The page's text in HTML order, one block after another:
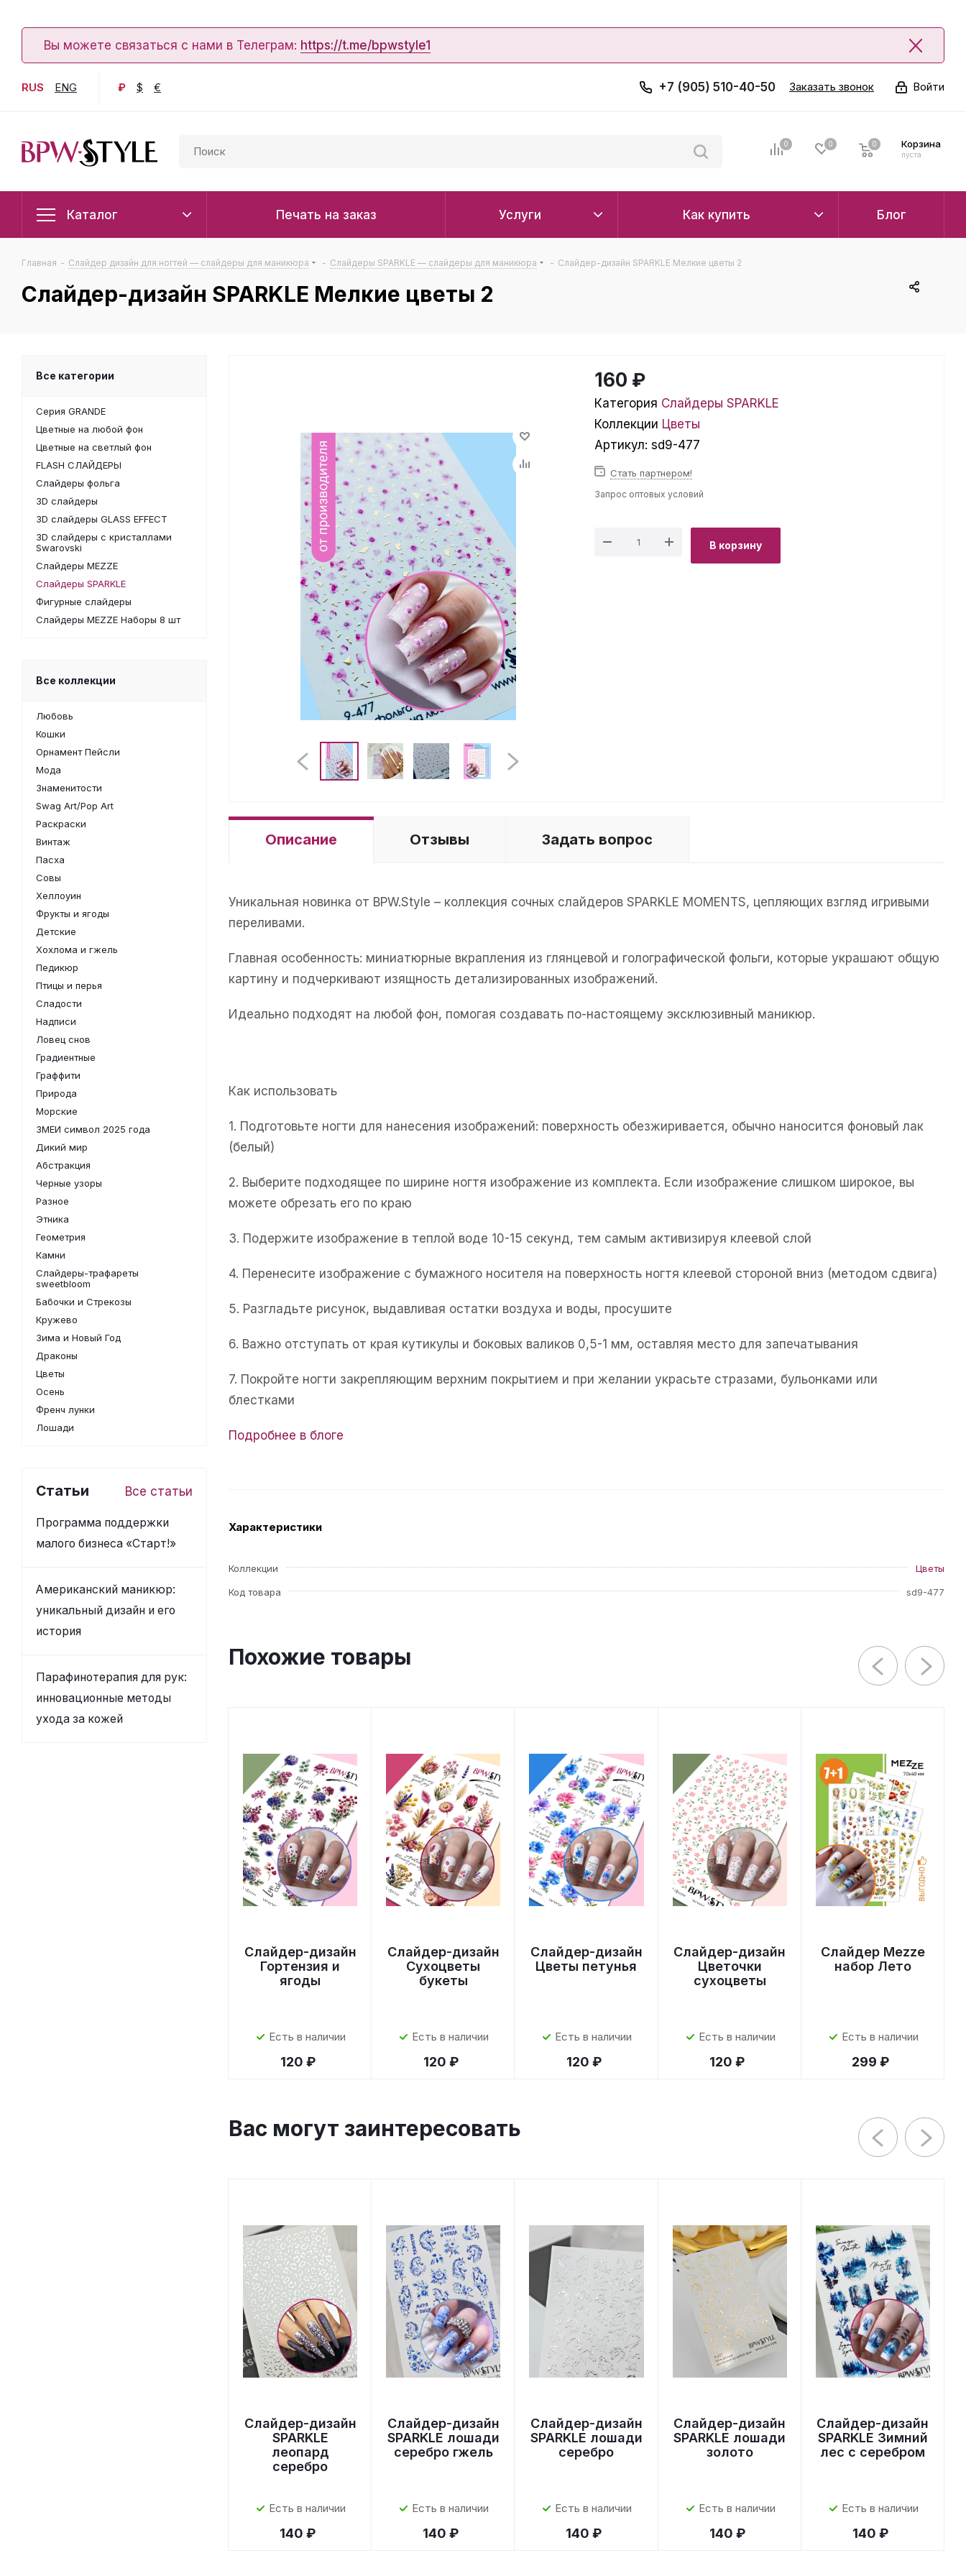
Вы можете связаться с нами в Телеграм: https://t.me/bpwstyle1
RUS ENG ₽ $ € Войти
+7 (905) 510-40-50 Заказать звонок
0 0 Корзина
0
пуста
0
Каталог Печать на заказ Услуги Как купить Блог
Главная - Слайдер дизайн для ногтей — слайдеры для маникюра - Слайдеры SPARKLE — слайдеры для маникюра - Слайдер-дизайн SPARKLE Мелкие цветы 2
Слайдер-дизайн SPARKLE Мелкие цветы 2
160 ₽
Категория Слайдеры SPARKLE
Коллекции Цветы
Артикул: sd9-477
Стать партнером!
Запрос оптовых условий
В корзину
Описание Отзывы Задать вопрос
Уникальная новинка от BPW.Style – коллекция сочных слайдеров SPARKLE MOMENTS, цепляющих взгляд игривыми
переливами.
Главная особенность: миниатюрные вкрапления из глянцевой и голографической фольги, которые украшают общую
картину и подчеркивают изящность детализированных изображений.
Идеально подходят на любой фон, помогая создавать по-настоящему эксклюзивный маникюр.
Как использовать
1. Подготовьте ногти для нанесения изображений: поверхность обезжиривается, обычно наносится фоновый лак
(белый)
2. Выберите подходящее по ширине ногтя изображение из комплекта. Если изображение слишком широкое, вы
можете обрезать его по краю
3. Подержите изображение в теплой воде 10-15 секунд, тем самым активизируя клеевой слой
4. Перенесите изображение с бумажного носителя на поверхность ногтя клеевой стороной вниз (методом сдвига)
5. Разгладьте рисунок, выдавливая остатки воздуха и воды, просушите
6. Важно отступать от края кутикулы и боковых валиков 0,5-1 мм, оставляя место для запечатывания
7. Покройте ногти закрепляющим верхним покрытием и при желании украсьте стразами, бульонками или
блестками
Подробнее в блоге
Характеристики
Коллекции Цветы
Код товара sd9-477
Похожие товары
Слайдер-дизайн
Гортензия и
ягоды
Есть в наличии
120 ₽
Слайдер-дизайн
Сухоцветы
букеты
Есть в наличии
120 ₽
Слайдер-дизайн
Цветы петунья
Есть в наличии
120 ₽
Слайдер-дизайн
Цветочки
сухоцветы
Есть в наличии
120 ₽
Слайдер Mezze
набор Лето
Есть в наличии
299 ₽
Вас могут заинтересовать
Слайдер-дизайн
SPARKLE
леопард
серебро
Есть в наличии
140 ₽
Слайдер-дизайн
SPARKLE лошади
серебро гжель
Есть в наличии
140 ₽
Слайдер-дизайн
SPARKLE лошади
серебро
Есть в наличии
140 ₽
Слайдер-дизайн
SPARKLE лошади
золото
Есть в наличии
140 ₽
Слайдер-дизайн
SPARKLE Зимний
лес с серебром
Есть в наличии
140 ₽
Все категории
Серия GRANDE
Цветные на любой фон
Цветные на светлый фон
FLASH СЛАЙДЕРЫ
Слайдеры фольга
3D слайдеры
3D слайдеры GLASS EFFECT
3D слайдеры с кристаллами
Swarovski
Слайдеры MEZZE
Слайдеры SPARKLE
Фигурные слайдеры
Слайдеры MEZZE Наборы 8 шт
Все коллекции
Любовь
Кошки
Орнамент Пейсли
Мода
Знаменитости
Swag Art/Pop Art
Раскраски
Винтаж
Пасха
Совы
Хеллоуин
Фрукты и ягоды
Детские
Хохлома и гжель
Педикюр
Птицы и перья
Сладости
Надписи
Ловец снов
Градиентные
Граффити
Природа
Морские
ЗМЕИ символ 2025 года
Дикий мир
Абстракция
Черные узоры
Разное
Этника
Геометрия
Камни
Слайдеры-трафареты
sweetbloom
Бабочки и Стрекозы
Кружево
Зима и Новый Год
Драконы
Цветы
Осень
Френч лунки
Лошади
Статьи Все статьи
Программа поддержки
малого бизнеса «Старт!»
Американский маникюр:
уникальный дизайн и его
история
Парафинотерапия для рук:
инновационные методы
ухода за кожей